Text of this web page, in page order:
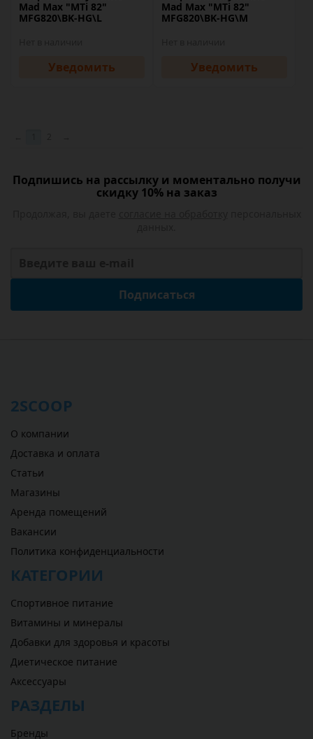
Mad Max "MTi 82"
MFG820\BK-HG\L
Уведомить
Mad Max "MTi 82"
MFG820\BK-HG\M
Уведомить
Подпишись на рассылку и моментально получи
скидку 10% на заказ
Подписаться
2SCOOP
О компании
Доставка и оплата
Статьи
Магазины
Аренда помещений
Вакансии
Политика конфиденциальности
КАТЕГОРИИ
Спортивное питание
Витамины и минералы
Добавки для здоровья и красоты
Диетическое питание
Аксессуары
РАЗДЕЛЫ
Бренды